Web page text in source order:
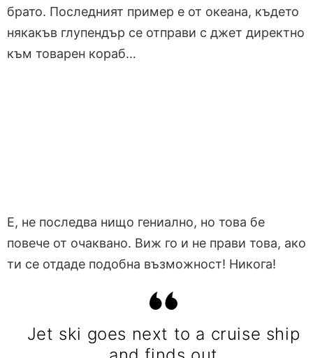
брато. Последният пример е от океана, където
някакъв глупендър се отправи с джет директно
към товарен кораб…
Е, не последва нищо гениално, но това бе
повече от очаквано. Виж го и не прави това, ако
ти се отдаде подобна възможност! Никога!
Jet ski goes next to a cruise ship